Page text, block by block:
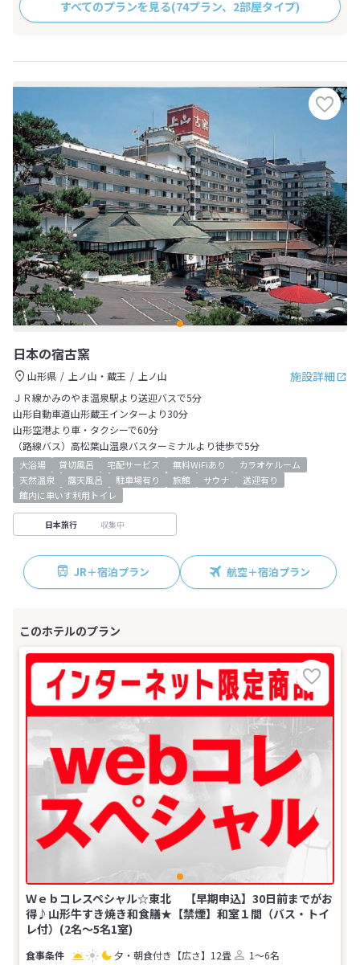
すべてのプランを見る(74プラン、2部屋タイプ)
日本の宿古窯
施設詳細
山形県 上ノ山・蔵王
上ノ山
ＪＲ線かみのやま温泉駅より送迎バスで5分
山形自動車道山形蔵王インターより30分
山形空港より車・タクシーで60分
（路線バス）高松葉山温泉バスターミナルより徒歩で5分
大浴場 貸切風呂 宅配サービス 無料WiFiあり
カラオケルーム
天然温泉
露天風呂 駐車場有り 旅館 サウナ
送迎有り
館内に車いす利用トイレ
日本旅行 収集中
JR＋宿泊プラン 航空＋宿泊プラン
Ｗｅｂコレスペシャル☆東北 【早期申込】30日前までがお
得♪山形牛すき焼き和食膳★【禁煙】和室１間（バス・トイ
レ付）(2名～5名1室)
夕・朝食付き 【広さ】12畳
1～6名